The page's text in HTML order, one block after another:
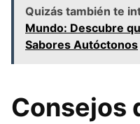
Quizás también te
Mundo: Descubre
Sabores Autóctonos
Consejos